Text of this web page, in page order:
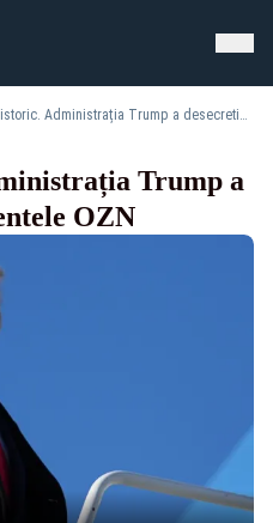
Moment istoric. Administrația Trump a desecretizat documentele OZN
Trump a
OZN